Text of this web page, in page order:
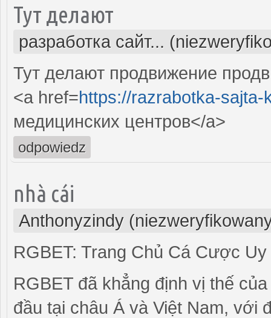
Тут делают
разработка сайт...
Тут делают продвижение
<a href=https://razrabotka-sajta-
медицинских центров</a>
odpowiedz
nhà cái
Anthonyzindy
RGBET: Trang Chủ Cá Cược
RGBET đã khẳng định vị thế
đầu tại châu Á và Việt Nam, với